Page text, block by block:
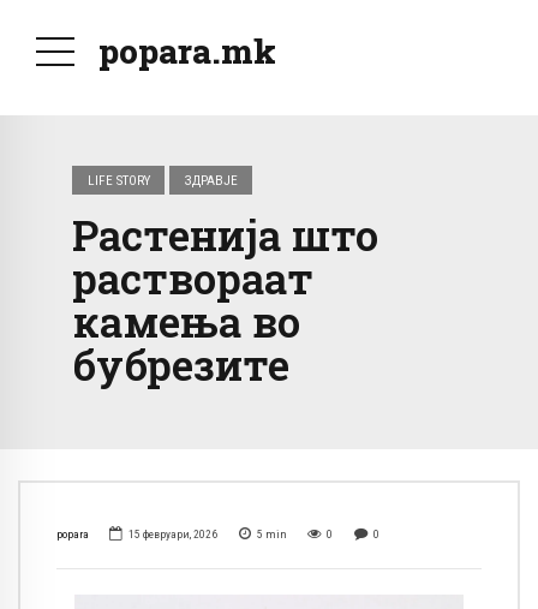
popara.mk
LIFE STORY ЗДРАВЈЕ
Растенија што
раствораат
камења во
бубрезите
popara 15 февруари, 2026 5 min 0 0